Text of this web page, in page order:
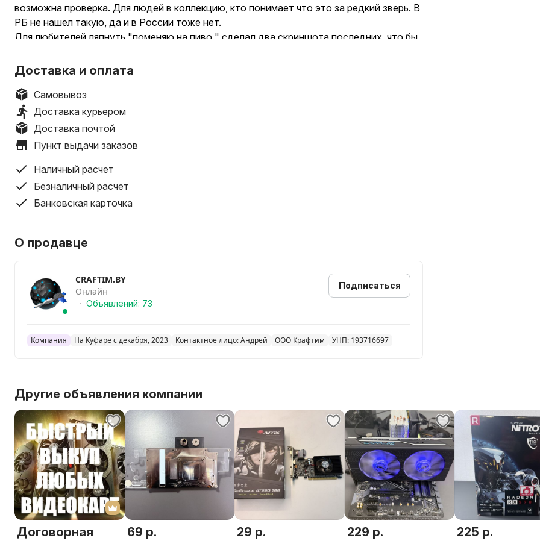
возможна проверка. Для людей в коллекцию, кто понимает что это за редкий зверь. В
РБ не нашел такую, да и в России тоже нет.
Для любителей ляпнуть "поменяю на пиво " сделал два скриншота последних, что бы
Доставка и оплата
Самовывоз
Доставка курьером
Доставка почтой
Пункт выдачи заказов
Наличный расчет
Безналичный расчет
Банковская карточка
О продавце
CRAFTIM.BY
Онлайн
Объявлений: 73
Подписаться
Компания На Куфаре с декабря, 2023 Контактное лицо: Андрей ООО Крафтим УНП: 193716697
Другие объявления компании
Договорная 69 р. 29 р. 229 р. 225 р.